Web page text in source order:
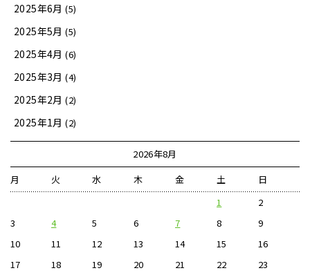
2025年6月 (5)
2025年5月 (5)
2025年4月 (6)
2025年3月 (4)
2025年2月 (2)
2025年1月 (2)
2026年8月
月
火 水 木 金 土
日
1
2
3
4 5 6 7 8
9
10
11 12 13 14 15
16
17
18 19 20 21 22
23